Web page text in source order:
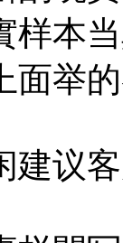
样本
面举
建议